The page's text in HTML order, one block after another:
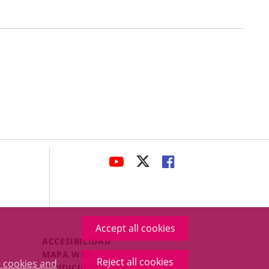
cookies and
Accept all cookies
Reject all cookies
LINK
APPLICATION.
LINK
APPLICATION.
LINK
APPLICATION.
Menú
Legal
ACCESIBILIDAD
MAPA WEB